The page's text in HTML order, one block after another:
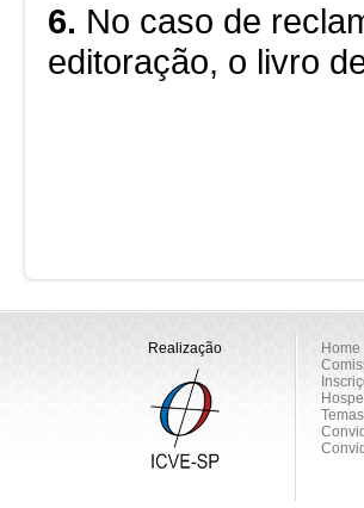
6. No caso de
editoração, o livro
Realização
Home